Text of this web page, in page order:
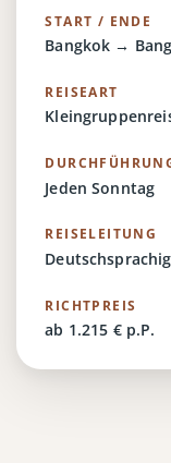
START / ENDE
Bangkok →
REISEART
Jeden Sonntag
REISELEITUNG
Deutschsprachig
RICHTPREIS
ab 1.215 € p.P.